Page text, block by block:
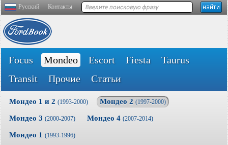
Русский Контакты
Focus Mondeo Escort Fiesta
Taurus
Transit
Прочие Статьи
Мондео 1 и 2 (1993-2000) Мондео 2 (1997-2000)
Мондео 3 (2000-2007) Мондео 4 (2007-2014)
Мондео 1 (1993-1996)